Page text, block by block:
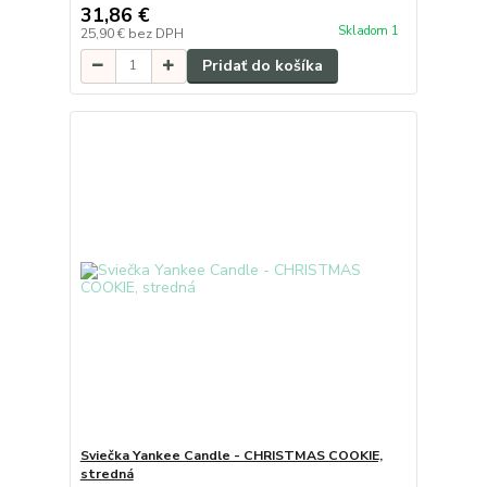
31,86 €
25,90 € bez DPH Skladom 1
Pridať do košíka
Sviečka Yankee Candle - CHRISTMAS COOKIE,
stredná